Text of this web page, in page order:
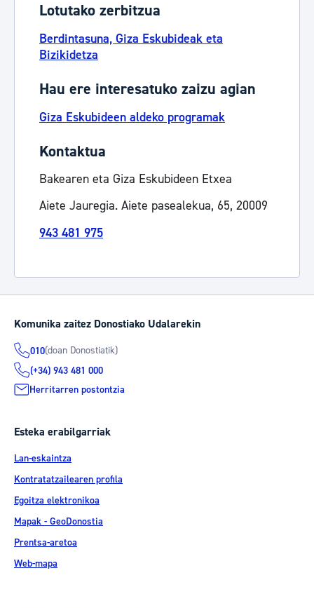
Lotutako zerbitzua
Berdintasuna, Giza Eskubideak eta
Bizikidetza
Hau ere interesatuko zaizu agian
Giza Eskubideen aldeko programak
Kontaktua
Bakearen eta Giza Eskubideen Etxea
Aiete Jauregia. Aiete pasealekua, 65, 20009
943 481 975
Komunika zaitez Donostiako Udalarekin
010(doan Donostiatik)
(+34) 943 481 000
Herritarren postontzia
Esteka erabilgarriak
Lan-eskaintza
Kontratatzailearen profila
Egoitza elektronikoa
Mapak - GeoDonostia
Prentsa-aretoa
Web-mapa